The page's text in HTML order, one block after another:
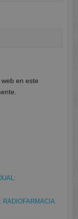
en este
RADIOFARMACIA.